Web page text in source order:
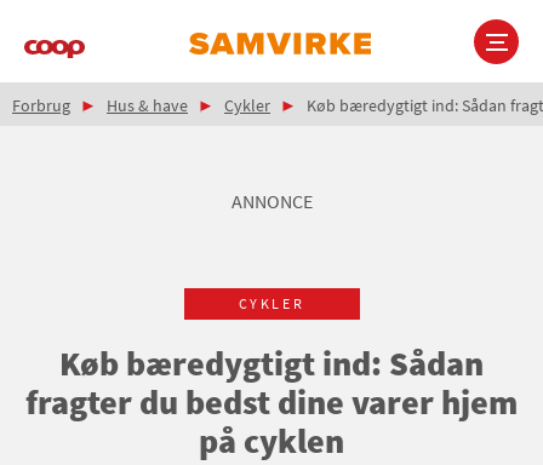
Main
Brødkrumme
Forbrug Hus & have Cykler Køb bæredygtigt ind: Sådan
ANNONCE
CYKLER
Køb bæredygtigt ind: Sådan
fragter du bedst dine varer hjem
på cyklen